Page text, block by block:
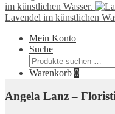
im künstlichen Wasser.
Lavendel im künstlichen
Mein Konto
Suche
Suchen
nach:
Warenkorb 0
Angela Lanz –